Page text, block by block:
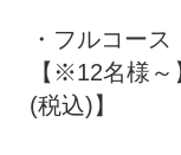
・フルコース
【※12名様
(税込)】